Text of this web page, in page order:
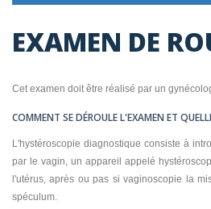
EXAMEN DE
Cet examen doit être réalisé par un
COMMENT SE DÉROULE L'EXAMEN ET
L'hystéroscopie diagnostique consiste à
par le vagin, un appareil appelé
l'utérus, après ou pas si vaginoscopie la
spéculum.